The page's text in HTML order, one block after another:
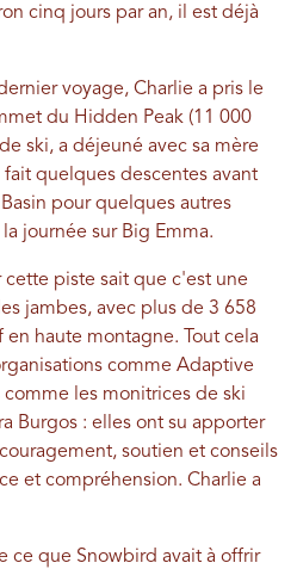
cinq jours par an, il est déjà
voyage, Charlie a pris le
du Hidden Peak (11 000
ski, a déjeuné avec sa mère
fait quelques descentes avant
pour quelques autres
journée sur Big Emma.
piste sait que c'est une
jambes, avec plus de 3 658
haute montagne. Tout cela
comme Adaptive
les monitrices de ski
Burgos : elles ont su apporter
soutien et conseils
et compréhension. Charlie a
ce que Snowbird avait à offrir